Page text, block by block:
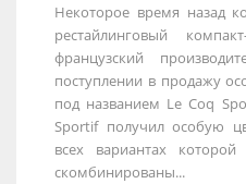
Некоторое время назад
рестайлинговый
французский
поступлении в продажу
под названием Le Coq
Sportif получил особую
всех вариантах
скомбинированы...